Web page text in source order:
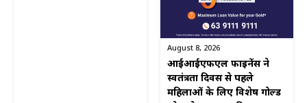
August 8, 2026
आईआईएफएल फाइनेंस ने
स्वतंत्रता दिवस से पहले
महिलाओं के लिए विशेष गोल्ड